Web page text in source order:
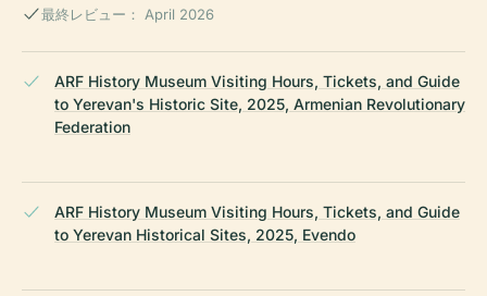
最終レビュー： April 2026
ARF History Museum Visiting Hours, Tickets, and Guide
to Yerevan's Historic Site, 2025, Armenian Revolutionary
Federation
ARF History Museum Visiting Hours, Tickets, and Guide
to Yerevan Historical Sites, 2025, Evendo